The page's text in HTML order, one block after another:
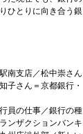
ひとりに向き合う銀
南支店／松中崇さん
子さん＝京都銀行・
員の仕事／銀行の種
ンザクションバンキ